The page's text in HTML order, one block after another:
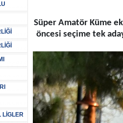
LİGLER
Süper Amatör Küme
öncesi seçime tek